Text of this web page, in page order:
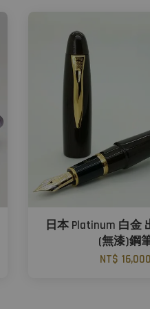
日本 Platinum 白金
(無漆)鋼
NT$ 16,000